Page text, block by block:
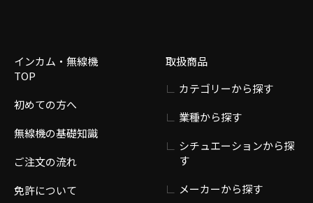
インカム・無線機
TOP
初めての方へ
無線機の基礎知識
ご注文の流れ
免許について
取扱商品
カテゴリーから探す
業種から探す
シチュエーションから探
す
メーカーから探す